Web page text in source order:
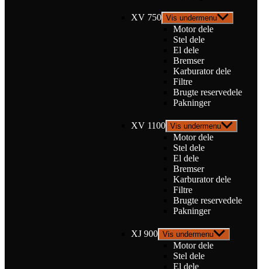
XV 750 Vis undermenu
Motor dele
Stel dele
El dele
Bremser
Karburator dele
Filtre
Brugte reservedele
Pakninger
XV 1100 Vis undermenu
Motor dele
Stel dele
El dele
Bremser
Karburator dele
Filtre
Brugte reservedele
Pakninger
XJ 900 Vis undermenu
Motor dele
Stel dele
El dele